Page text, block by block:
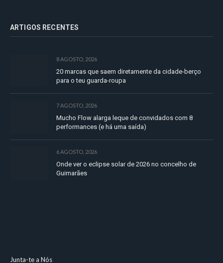
ARTIGOS RECENTES
8 AGOSTO, 2026
20 marcas que saem diretamente da cidade-berço
para o teu guarda-roupa
7 AGOSTO, 2026
Mucho Flow alarga leque de convidados com 8
performances (e há uma saída)
6 AGOSTO, 2026
Onde ver o eclipse solar de 2026 no concelho de
Guimarães
Junta-te a Nós